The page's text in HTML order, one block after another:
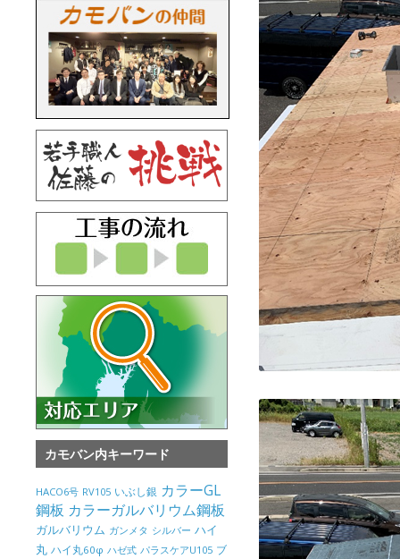
カモバン内キーワード
HACO6号 RV105 いぶし銀 カラーGL
鋼板 カラーガルバリウム鋼板
ガルバリウム ガンメタ シルバー ハイ
丸 ハイ丸60φ ハゼ式 パラスケアU105 ブ